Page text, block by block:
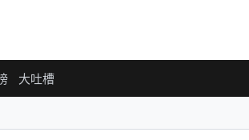
大吐槽